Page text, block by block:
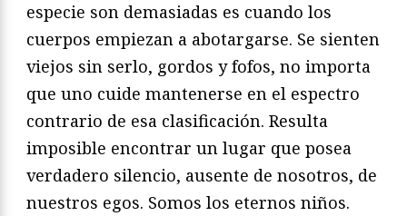
especie son demasiadas es cuando los
cuerpos empiezan a abotargarse. Se sienten
viejos sin serlo, gordos y fofos, no importa
que uno cuide mantenerse en el espectro
contrario de esa clasificación. Resulta
imposible encontrar un lugar que posea
verdadero silencio, ausente de nosotros, de
nuestros egos. Somos los eternos niños.